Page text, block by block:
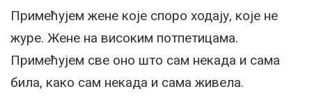
Примећујем жене које споро ходају, које не
журе. Жене на високим потпетицама.
Примећујем све оно што сам некада и сама
била, како сам некада и сама живела.